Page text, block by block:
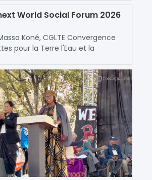
World Social Forum 2026
Koné, CGLTE Convergence
pour la Terre l'Eau et la